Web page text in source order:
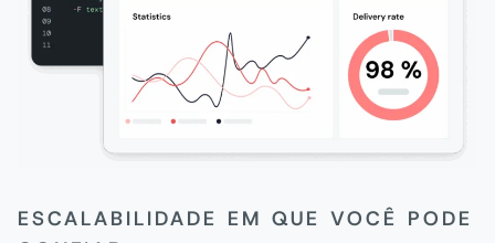
ESCALABILIDADE EM QUE VOCÊ PODE